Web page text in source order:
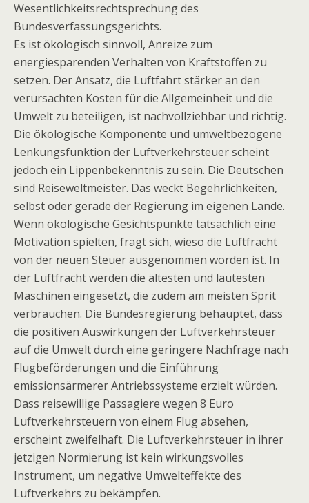
Wesentlichkeitsrechtsprechung des
Bundesverfassungsgerichts.
Es ist ökologisch sinnvoll, Anreize zum
energiesparenden Verhalten von Kraftstoffen zu
setzen. Der Ansatz, die Luftfahrt stärker an den
verursachten Kosten für die Allgemeinheit und die
Umwelt zu beteiligen, ist nachvollziehbar und richtig.
Die ökologische Komponente und umweltbezogene
Lenkungsfunktion der Luftverkehrsteuer scheint
jedoch ein Lippenbekenntnis zu sein. Die Deutschen
sind Reiseweltmeister. Das weckt Begehrlichkeiten,
selbst oder gerade der Regierung im eigenen Lande.
Wenn ökologische Gesichtspunkte tatsächlich eine
Motivation spielten, fragt sich, wieso die Luftfracht
von der neuen Steuer ausgenommen worden ist. In
der Luftfracht werden die ältesten und lautesten
Maschinen eingesetzt, die zudem am meisten Sprit
verbrauchen. Die Bundesregierung behauptet, dass
die positiven Auswirkungen der Luftverkehrsteuer
auf die Umwelt durch eine geringere Nachfrage nach
Flugbeförderungen und die Einführung
emissionsärmerer Antriebssysteme erzielt würden.
Dass reisewillige Passagiere wegen 8 Euro
Luftverkehrsteuern von einem Flug absehen,
erscheint zweifelhaft. Die Luftverkehrsteuer in ihrer
jetzigen Normierung ist kein wirkungsvolles
Instrument, um negative Umwelteffekte des
Luftverkehrs zu bekämpfen.